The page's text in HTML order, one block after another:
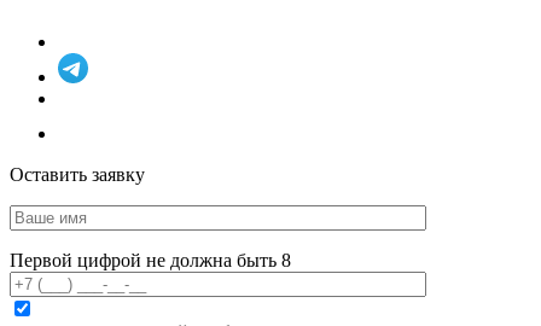
Оставить заявку
Первой цифрой не должна быть 8